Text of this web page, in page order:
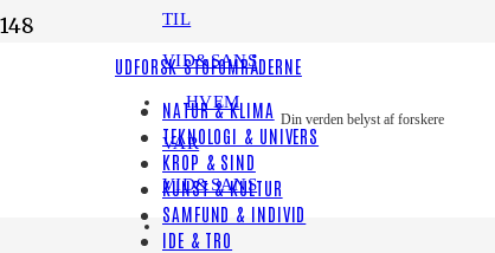
TIL
VID&SANS
HVEM
VAR
VID&SANS
Din verden belyst af forskere
UDFORSK STOFOMRÅDERNE
NATUR & KLIMA
TEKNOLOGI & UNIVERS
KROP & SIND
KUNST & KULTUR
SAMFUND & INDIVID
IDE & TRO
LYT TIL HISTORIEN
[render_share_by]